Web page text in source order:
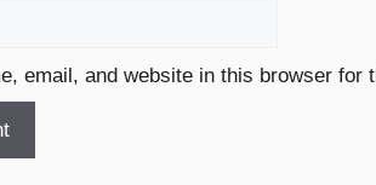
email, and website in this browser for